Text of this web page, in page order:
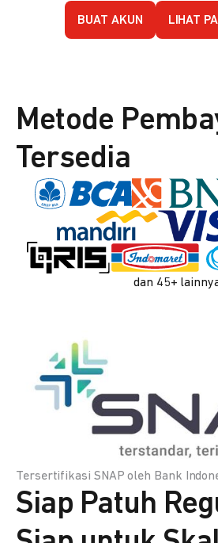
BUAT AKUN LIHAT
Metode
Tersedia
dan 45+
Tersertifikasi SNAP oleh Bank
Siap Patuh